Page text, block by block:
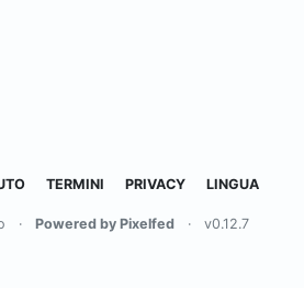
TERMINI PRIVACY LINGUA
· Powered by Pixelfed · v0.12.7